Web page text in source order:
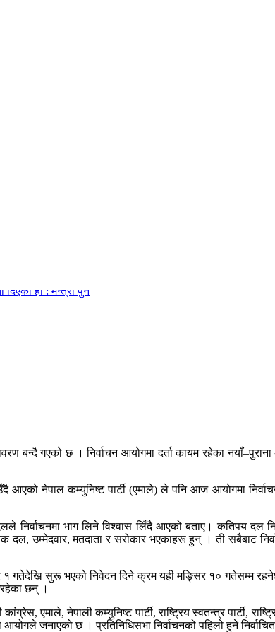
चाहिन्छ
हो : मन्त्री पुन
हो : मन्त्री पुन
बन्दै गएको छ । निर्वाचन आयोगमा दर्ता कायम रहेका
नेपाल कम्युनिष्ट पार्टी (एमाले) ले पनि आज आयोगमा
निर्वाचनमा भाग लिने विश्वास लिँदै आएको बताए। कतिपय दल
दल, उम्मेदवार, मतदाता र सरोकार भएकाहरू हुन् । ती सबैबाट
गतेदेखि सुरू भएको निवेदन दिने क्रम यही मङ्सिर १० गतेसम्म
छन् ।
एमाले, नेपाली कम्युनिष्ट पार्टी, राष्ट्रिय स्वतन्त्र पार्टी,
जनाएको छ । प्रतिनिधिसभा निर्वाचनको पहिलो हुने